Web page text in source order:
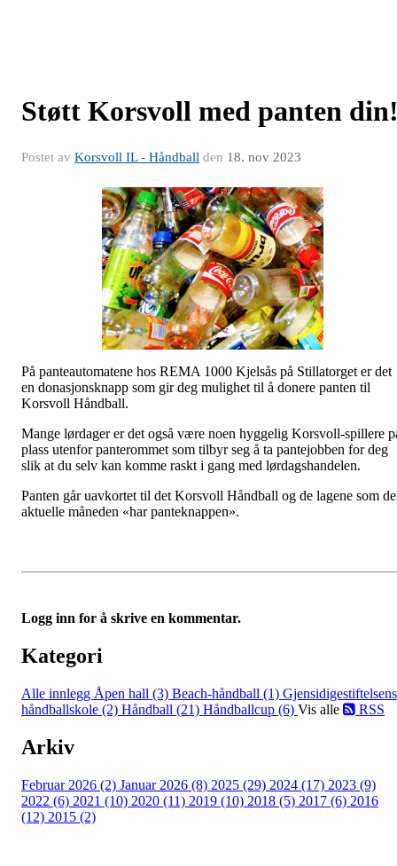
Støtt Korsvoll med panten
Postet av Korsvoll IL - Håndball den 18. nov 2023
På panteautomatene hos REMA 1000 Kjelsås på Stillatorget er det
en donasjonsknapp som gir deg mulighet til å donere panten til
Korsvoll Håndball.
Mange lørdager er det også være noen hyggelig Korsvoll-spillere
plass utenfor panterommet som tilbyr seg å ta pantejobben for deg
slik at du selv kan komme raskt i gang med lørdagshandelen.
Panten går uavkortet til det Korsvoll Håndball og de lagene som
aktuelle måneden «har panteknappen».
Logg inn for å skrive en kommentar.
Kategori
Alle innlegg Åpen hall (3) Beach-håndball (1) Gjensidigestiftelsens
håndballskole (2) Håndball (21) Håndballcup (6) Vis alle RSS
Arkiv
Februar 2026 (2) Januar 2026 (8) 2025 (29) 2024 (17) 2023 (9)
2022 (6) 2021 (10) 2020 (11) 2019 (10) 2018 (5) 2017 (6) 2016
(12) 2015 (2)